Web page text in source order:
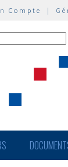
Compte |